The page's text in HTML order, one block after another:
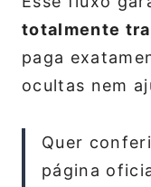
totalmente
paga
ocultas nem
Quer
página